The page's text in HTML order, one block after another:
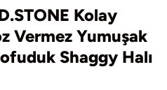
Kolay
Vermez Yumuşak
Shaggy Halı